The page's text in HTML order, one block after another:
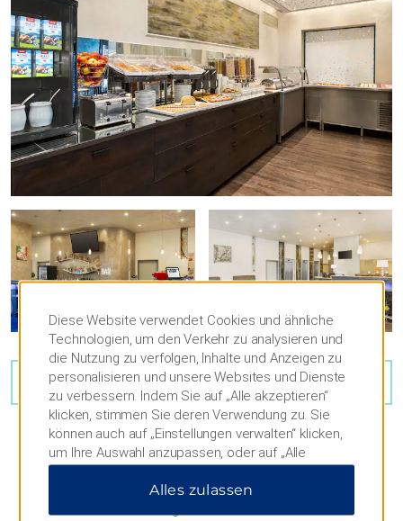
30 FOTOS ANSEHEN
Diese Website verwendet Cookies und ähnliche
Technologien, um den Verkehr zu analysieren und
die Nutzung zu verfolgen, Inhalte und Anzeigen zu
personalisieren und unsere Websites und Dienste
zu verbessern. Indem Sie auf „Alle akzeptieren“
klicken, stimmen Sie deren Verwendung zu. Sie
können auch auf „Einstellungen verwalten“ klicken,
um Ihre Auswahl anzupassen, oder auf „Alle
ablehnen“, um nur wichtige Cookies zuzulassen.
Weitere Informationen finden Sie in unserer
Alles zulassen